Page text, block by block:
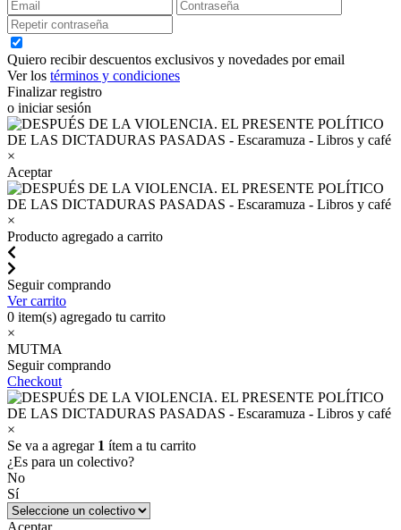
Quiero recibir descuentos exclusivos y novedades por email
Ver los términos y condiciones
Finalizar registro
o iniciar sesión
×
Aceptar
×
Producto agregado a carrito
Seguir comprando
Ver carrito
0 item(s) agregado tu carrito
×
MUTMA
Seguir comprando
Checkout
×
Se va a agregar 1 ítem a tu carrito
¿Es para un colectivo?
No
Sí
Aceptar